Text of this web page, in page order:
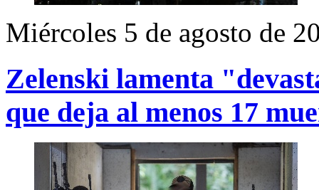
Miércoles 5 de agosto de
Zelenski lamenta
que deja al menos 17